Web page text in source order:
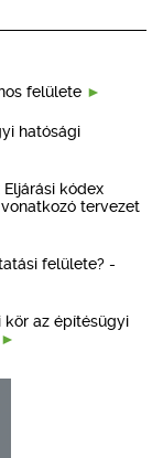
felülete
hatósági
kódex
tervezet
felülete? -
kör az építésügyi